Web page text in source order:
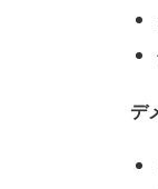
デ